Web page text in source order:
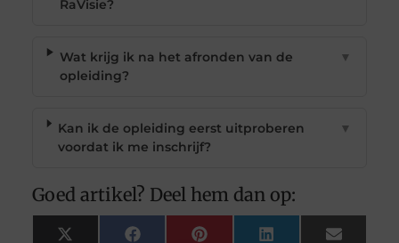
RaVisie?
Wat krijg ik na het afronden van de
opleiding?
▼
Kan ik de opleiding eerst uitproberen
voordat ik me inschrijf?
▼
Goed artikel? Deel hem dan op: